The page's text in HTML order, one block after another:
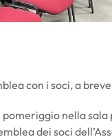
con i soci, a
pomeriggio nella sala
dei soci